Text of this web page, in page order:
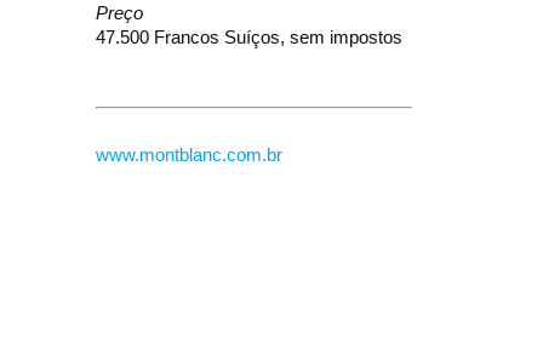
Preço
47.500 Francos Suíços, sem impostos
www.montblanc.com.br